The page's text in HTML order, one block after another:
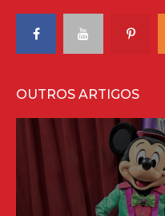
OUTROS ARTIGOS